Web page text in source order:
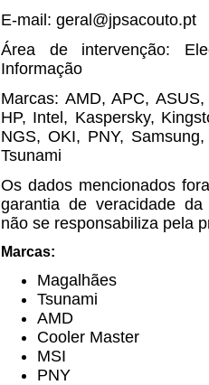
E-mail: geral@jpsacouto.pt
Área de intervenção:
Informação
Marcas: AMD, APC,
HP, Intel, Kaspersky,
NGS, OKI, PNY,
Tsunami
Os dados mencionados
garantia de veracidade da
não se responsabiliza pela
Marcas:
Magalhães
Tsunami
AMD
Cooler Master
MSI
PNY